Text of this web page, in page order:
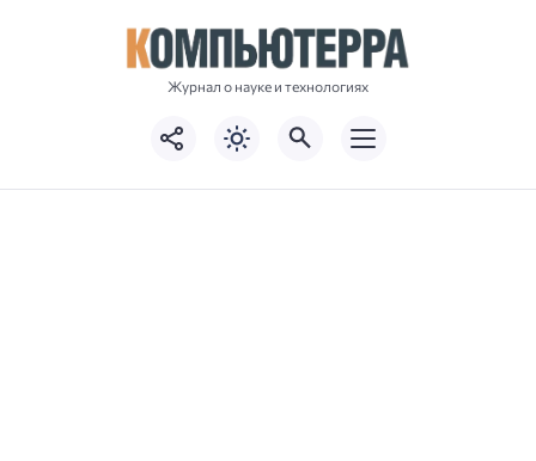
Журнал о науке и технологиях